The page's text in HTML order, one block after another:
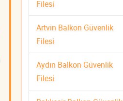
Filesi
Artvin Balkon Güvenlik
Filesi
Aydın Balkon Güvenlik
Filesi